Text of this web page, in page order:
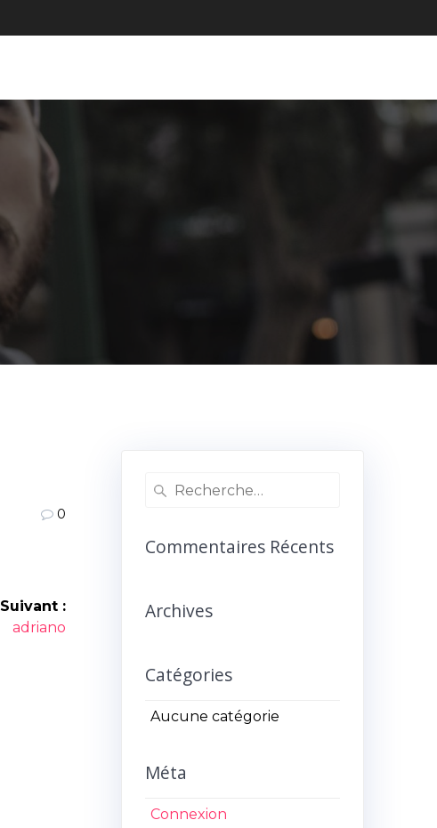
0
Suivant :
Article
adriano
Recherche
pour
Commentaires Récents
Archives
Catégories
Aucune catégorie
Méta
Connexion